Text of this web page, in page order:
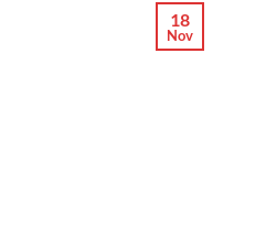
18
Nov